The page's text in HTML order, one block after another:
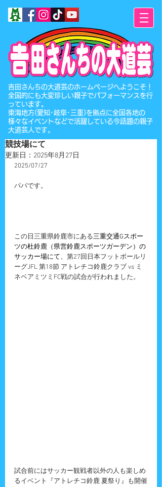
​吉田さんちの大道芸のホームページへようこそ！
全国的にも大変珍しい親子でパフォーマンスを行
っています。
東海地方(愛知･岐阜･三重)を拠点に全国各地の
様々なイベントなどで活躍している今話題の親子
大道芸人です。
競技場にて
更新日： 2025年8月27日
2025/07/27
パパです。
この日三重県鈴鹿市にある三重交通Gスポー
ツの杜鈴鹿（県営鈴鹿スポーツガーデン）の
サッカー場にて、 第27回日本フットボールリ
ーグJFL 第18節 アトレチコ鈴鹿クラブ vs ミ
ネベアミツミFC戦の試合が行われました。
試合前にはサッカー観戦者以外の人も楽しめ
るイベント『アトレチコ鈴鹿 夏祭り』も開催